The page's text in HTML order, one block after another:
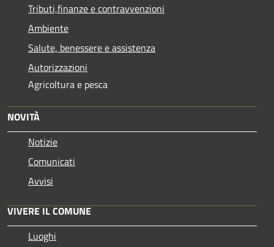
Tributi,finanze e contravvenzioni
Ambiente
Salute, benessere e assistenza
Autorizzazioni
Agricoltura e pesca
NOVITÀ
Notizie
Comunicati
Avvisi
VIVERE IL COMUNE
Luoghi